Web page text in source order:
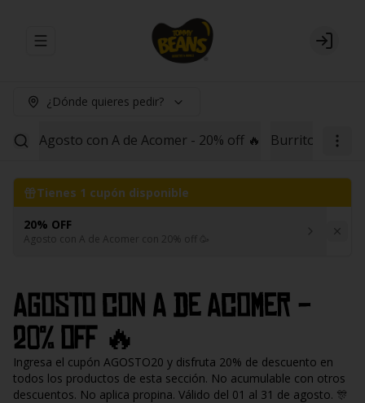
Abrir menu de navegación Login
¿Dónde quieres pedir?
Agosto con A de Acomer - 20% off 🔥 Burritos Red
Tienes 1 cupón disponible
20% OFF
Agosto con A de Acomer con 20% off 🥳
Agosto con A de Acomer -
20% off 🔥
Ingresa el cupón AGOSTO20 y disfruta 20% de descuento en
todos los productos de esta sección. No acumulable con otros
descuentos. No aplica propina. Válido del 01 al 31 de agosto. 🎊